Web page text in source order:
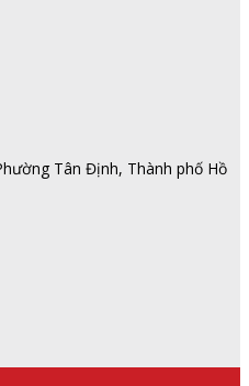
Tân Định, Thành phố Hồ